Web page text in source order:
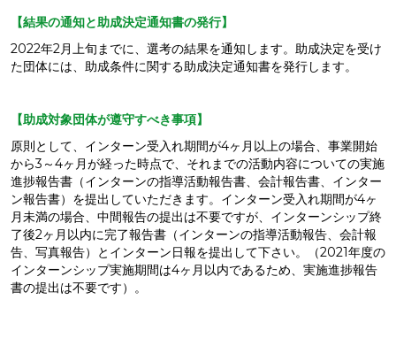
【結果の通知と助成決定通知書の発行】
2022年2月上旬までに、選考の結果を通知します。助成決定を受け
た団体には、助成条件に関する助成決定通知書を発行します。
【助成対象団体が遵守すべき事項】
原則として、インターン受入れ期間が4ヶ月以上の場合、事業開始
から3～4ヶ月が経った時点で、それまでの活動内容についての実施
進捗報告書（インターンの指導活動報告書、会計報告書、インター
ン報告書）を提出していただきます。インターン受入れ期間が4ヶ
月未満の場合、中間報告の提出は不要ですが、インターンシップ終
了後2ヶ月以内に完了報告書（インターンの指導活動報告、会計報
告、写真報告）とインターン日報を提出して下さい。（2021年度の
インターンシップ実施期間は4ヶ月以内であるため、実施進捗報告
書の提出は不要です）。